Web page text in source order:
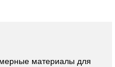
материалы для